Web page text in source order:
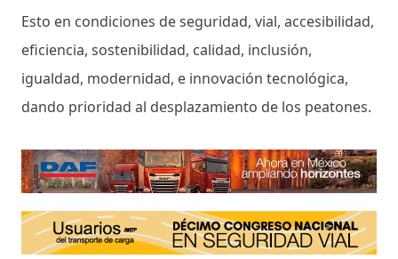
Esto en condiciones de seguridad, vial, accesibilidad,
eficiencia, sostenibilidad, calidad, inclusión,
igualdad, modernidad, e innovación tecnológica,
dando prioridad al desplazamiento de los peatones.